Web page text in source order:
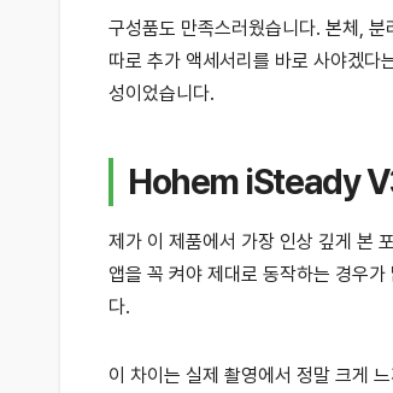
구성품도 만족스러웠습니다. 본체,
따로 추가 액세서리를 바로 사야겠다
성이었습니다.
Hohem iSteady
제가 이 제품에서 가장 인상 깊게 본
앱을 꼭 켜야 제대로 동작하는 경우
다.
이 차이는 실제 촬영에서 정말 크게